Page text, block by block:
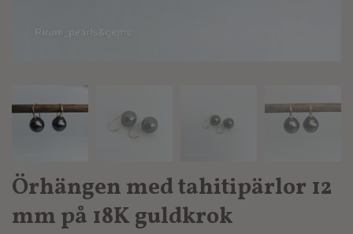
Örhängen med tahitipärlor 12
mm på 18K guldkrok